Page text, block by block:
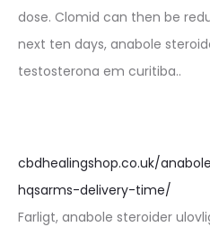
dose. Clomid can then be
next ten days, anabole
testosterona em curitiba..
cbdhealingshop.co.uk/
hqsarms-delivery-time/
Farligt, anabole steroider